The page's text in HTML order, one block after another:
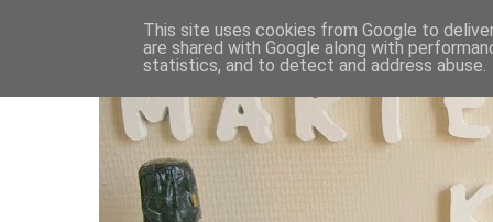
This site uses cookies from Google to
are shared with Google along with
statistics, and to detect and address abuse.